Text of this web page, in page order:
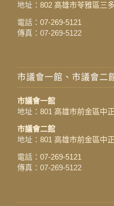
地址： 802 高雄市苓雅區三
電話： 07-269-5121
傳真：07-269-5122
市議會一館、市議會二
市議會一館
地址： 801 高雄市前金區中
市議會二館
地址： 801 高雄市前金區中
電話： 07-269-5121
傳真：07-269-5122